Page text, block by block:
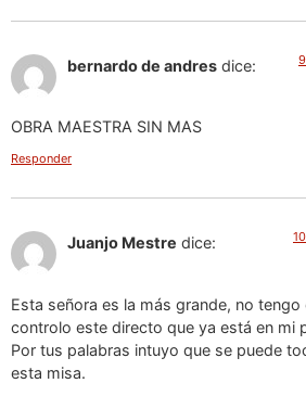
bernardo de andres dice:
OBRA MAESTRA SIN MAS
Responder
Juanjo Mestre dice:
Esta señora es la más grande, no tengo
controlo este directo que ya está en mi
Por tus palabras intuyo que se puede
esta misa.